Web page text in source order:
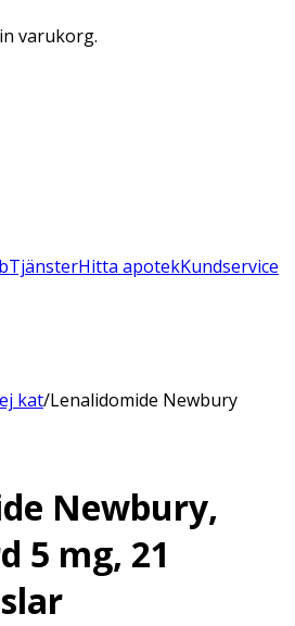
varukorg.
TjänsterHitta apotekKundservice
kat/Lenalidomide Newbury
Newbury,
5 mg, 21